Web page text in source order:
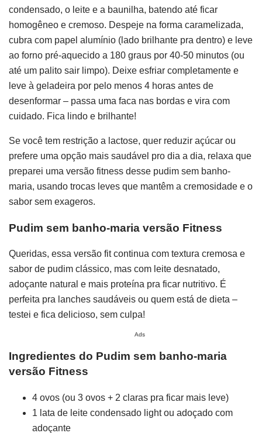
condensado, o leite e a baunilha, batendo até ficar
homogêneo e cremoso. Despeje na forma caramelizada,
cubra com papel alumínio (lado brilhante pra dentro) e leve
ao forno pré-aquecido a 180 graus por 40-50 minutos (ou
até um palito sair limpo). Deixe esfriar completamente e
leve à geladeira por pelo menos 4 horas antes de
desenformar – passa uma faca nas bordas e vira com
cuidado. Fica lindo e brilhante!
Se você tem restrição a lactose, quer reduzir açúcar ou
prefere uma opção mais saudável pro dia a dia, relaxa que
preparei uma versão fitness desse pudim sem banho-
maria, usando trocas leves que mantêm a cremosidade e o
sabor sem exageros.
Pudim sem banho-maria versão Fitness
Queridas, essa versão fit continua com textura cremosa e
sabor de pudim clássico, mas com leite desnatado,
adoçante natural e mais proteína pra ficar nutritivo. É
perfeita pra lanches saudáveis ou quem está de dieta –
testei e fica delicioso, sem culpa!
Ads
Ingredientes do Pudim sem banho-maria
versão Fitness
4 ovos (ou 3 ovos + 2 claras pra ficar mais leve)
1 lata de leite condensado light ou adoçado com
adoçante